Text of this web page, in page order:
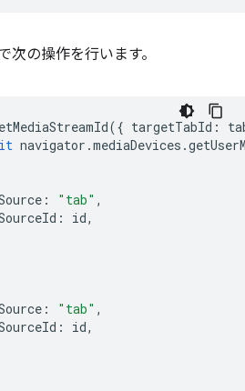
の操作を行います。
({ targetTabId :
navigator .mediaDevices .
: "tab" ,
: id,
: "tab" ,
: id,